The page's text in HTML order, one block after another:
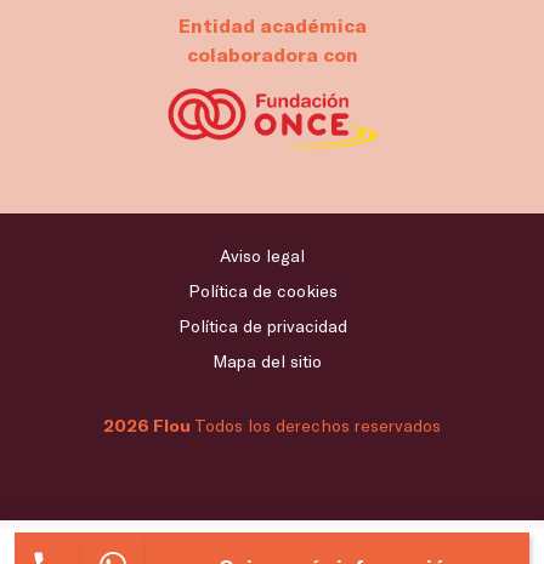
Entidad académica
colaboradora con
2026 Flou Todos los derechos reservados
Aviso legal
Política de cookies
Política de privacidad
Mapa del sitio